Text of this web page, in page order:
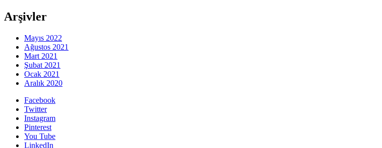
Arşivler
Mayıs 2022
Ağustos 2021
Mart 2021
Şubat 2021
Ocak 2021
Aralık 2020
Facebook
Twitter
Instagram
Pinterest
You Tube
LinkedIn